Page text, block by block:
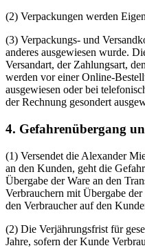
(2) Verpackungen werden
(3) Verpackungs- und
anderes ausgewiesen wurde.
Versandart, der Zahlungsart,
werden vor einer Online-
ausgewiesen oder bei
der Rechnung gesondert
4. Gefahrenübergang
(1) Versendet die Alexander
an den Kunden, geht die
Übergabe der Ware an den
Verbrauchern mit Übergabe
den Verbraucher auf den
(2) Die Verjährungsfrist für
Jahre, sofern der Kunde